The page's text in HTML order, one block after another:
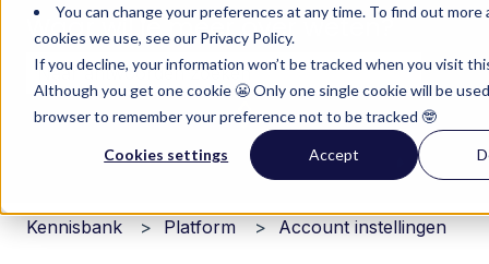
You can change your preferences at any time. To find out
cookies we use, see our Privacy Policy.
If you decline, your information won’t be tracked when you visit
Although you get one cookie 😬 Only one single cookie will be
browser to remember your preference not to be tracked 🤓
Cookies settings Accept
Waar wil je meer over weten?
Er zijn geen suggesties want het zoekveld is leeg.
Kennisbank Platform Account instellingen